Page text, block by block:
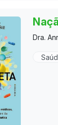
Dra.